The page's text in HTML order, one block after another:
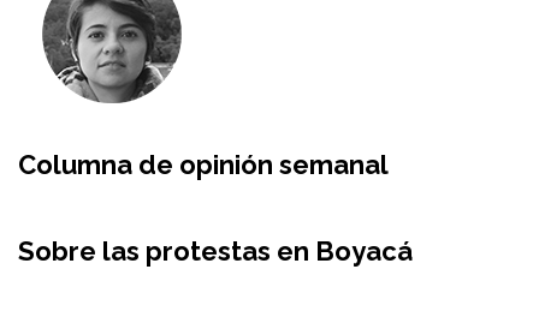
Columna de opinión semanal
Sobre las protestas en Boyacá